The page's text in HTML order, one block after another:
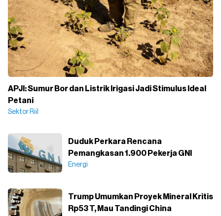
APJI: Sumur Bor dan Listrik Irigasi Jadi Stimulus Ideal
Petani
Sektor Riil
Duduk Perkara Rencana
Pemangkasan 1.900 Pekerja GNI
Energi
Trump Umumkan Proyek Mineral Kritis
Rp53 T, Mau Tandingi China